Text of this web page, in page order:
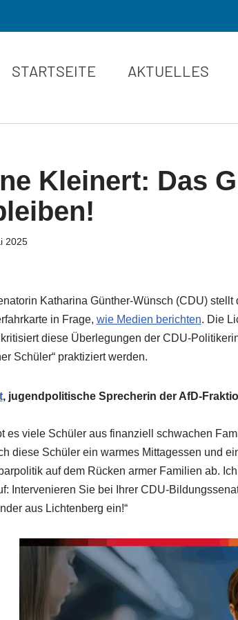
STARTSEITE AKTUELLES
Kleinert: Das
2025
Katharina Günther-Wünsch (CDU)
in Frage, wie Medien berichten. Die
diese Überlegungen der CDU-
Schüler“ praktiziert werden.
, jugendpolitische Sprecherin der AfD-
es viele Schüler aus finanziell schwachen
diese Schüler ein warmes Mittagessen und
auf dem Rücken armer Familien ab.
Intervenieren Sie bei Ihrer CDU-
aus Lichtenberg ein!“